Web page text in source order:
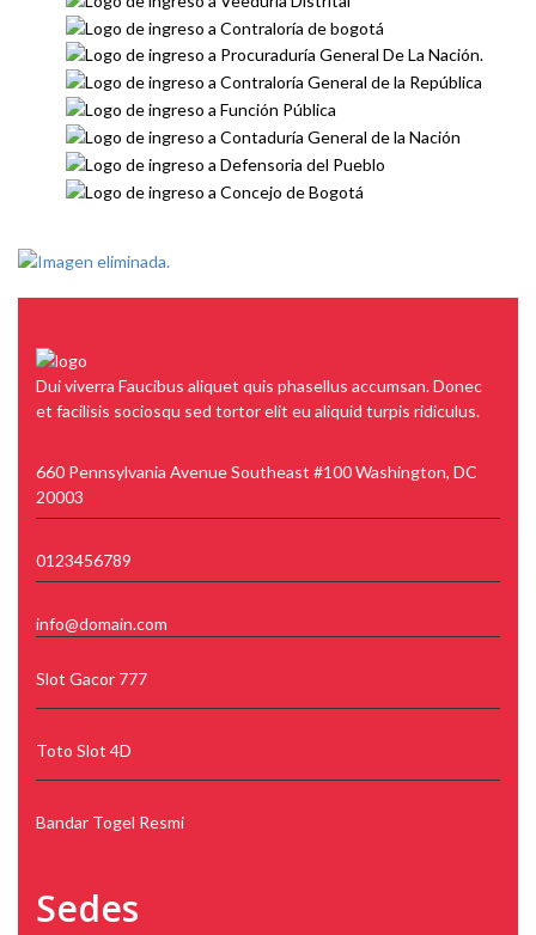
Dui viverra Faucibus aliquet quis phasellus accumsan. Donec
et facilisis sociosqu sed tortor elit eu aliquid turpis ridiculus.
660 Pennsylvania Avenue Southeast #100 Washington, DC
20003
0123456789
info@domain.com
Slot Gacor 777
Toto Slot 4D
Bandar Togel Resmi
Sedes